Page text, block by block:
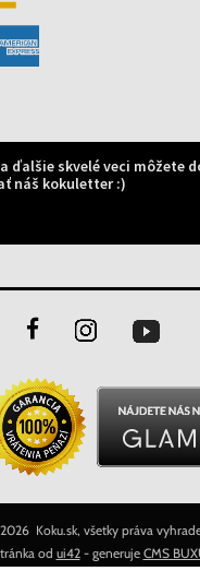
ďalšie skvelé veci môžete
náš kokuletter :)
2026 Koku.sk, všetky práva
od ui42- generuje CMS